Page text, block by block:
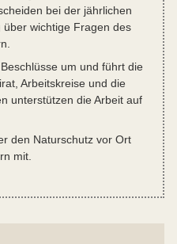
bei der jährlichen
wichtige Fragen des
um und führt die
Arbeitskreise und die
unterstützen die Arbeit auf
den Naturschutz vor Ort
mit.